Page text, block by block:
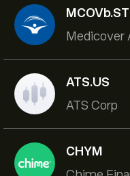
MCOVb.ST
Medicover
ATS.US
ATS Corp
CHYM